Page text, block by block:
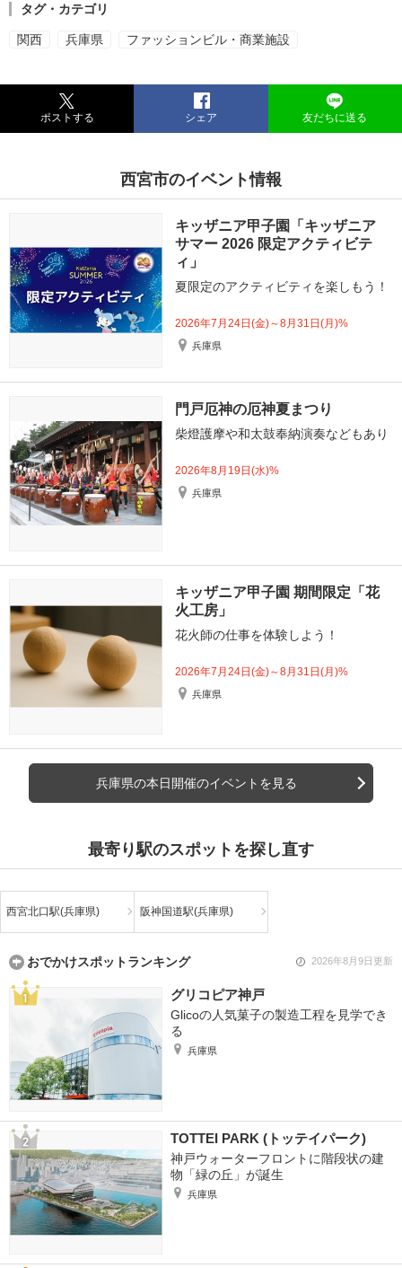
タグ・カテゴリ
関西 兵庫県 ファッションビル・商業施設
ポストする シェア 友だちに送る
西宮市のイベント情報
キッザニア甲子園「キッザニア
サマー 2026 限定アクティビテ
ィ」
夏限定のアクティビティを楽しもう！
2026年7月24日(金)～8月31日(月)%
兵庫県
門戸厄神の厄神夏まつり
柴燈護摩や和太鼓奉納演奏などもあり
2026年8月19日(水)%
兵庫県
キッザニア甲子園 期間限定「花
火工房」
花火師の仕事を体験しよう！
2026年7月24日(金)～8月31日(月)%
兵庫県
兵庫県の本日開催のイベントを見る
最寄り駅のスポットを探し直す
西宮北口駅(兵庫県) 阪神国道駅(兵庫県)
おでかけスポットランキング 2026年8月9日更新
グリコピア神戸
Glicoの人気菓子の製造工程を見学でき
る
兵庫県
TOTTEI PARK (トッテイパーク)
神戸ウォーターフロントに階段状の建
物「緑の丘」が誕生
兵庫県